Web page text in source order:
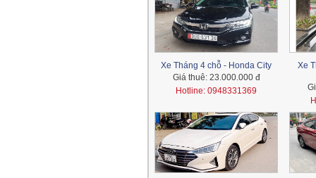
Xe Tháng 4 chỗ - Honda City
Giá thuê: 23.000.000 đ
Hotline: 0948331369
Xe